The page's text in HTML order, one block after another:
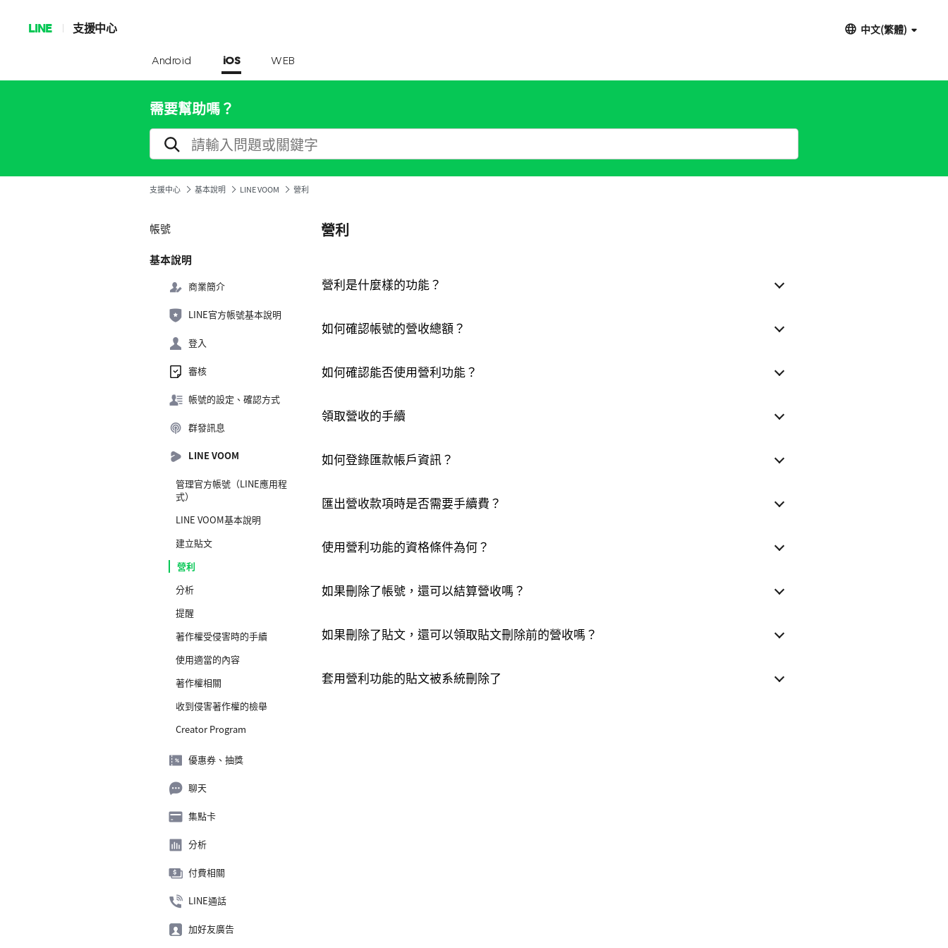
LINE 支援中心 中文(繁體)
Android iOS WEB
需要幫助嗎？
支援中心 基本說明 LINE VOOM 營利
帳號
基本說明
商業簡介
LINE官方帳號基本說明
登入
審核
帳號的設定、確認方式
群發訊息
LINE VOOM
管理官方帳號（LINE應用程
式）
LINE VOOM基本說明
建立貼文
營利
分析
提醒
著作權受侵害時的手續
使用適當的內容
著作權相關
收到侵害著作權的檢舉
Creator Program
優惠券、抽獎
聊天
集點卡
分析
付費相關
LINE通話
加好友廣告
營利
營利是什麼樣的功能？
如何確認帳號的營收總額？
如何確認能否使用營利功能？
領取營收的手續
如何登錄匯款帳戶資訊？
匯出營收款項時是否需要手續費？
使用營利功能的資格條件為何？
如果刪除了帳號，還可以結算營收嗎？
如果刪除了貼文，還可以領取貼文刪除前的營收嗎？
套用營利功能的貼文被系統刪除了
確定